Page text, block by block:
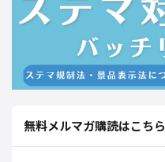
無料メルマガ購読はこちら